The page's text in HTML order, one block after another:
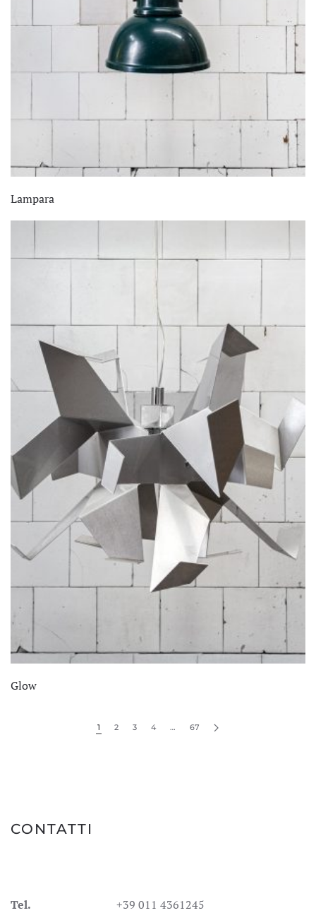
Lampara
Glow
1 2 3 4 … 67
CONTATTI
Tel. +39 011 4361245